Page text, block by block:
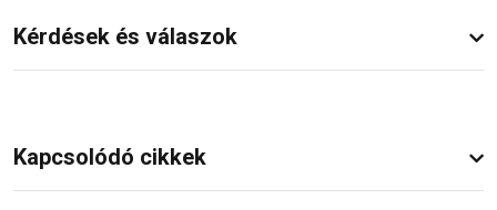
Kérdések és válaszok
Kapcsolódó cikkek